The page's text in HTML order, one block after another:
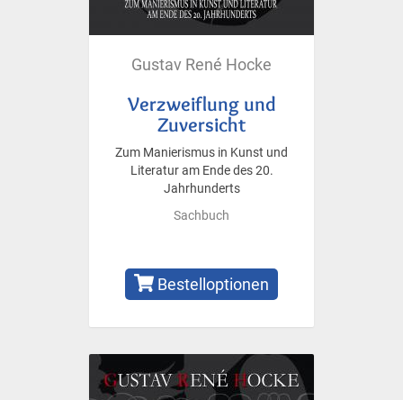
Gustav René Hocke
Verzweiflung und
Zuversicht
Zum Manierismus in Kunst und
Literatur am Ende des 20.
Jahrhunderts
Sachbuch
Bestelloptionen